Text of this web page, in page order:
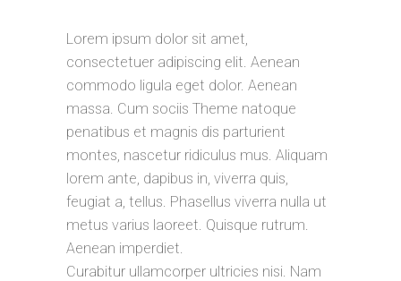
Lorem ipsum dolor sit amet,
consectetuer adipiscing elit. Aenean
commodo ligula eget dolor. Aenean
massa. Cum sociis Theme natoque
penatibus et magnis dis parturient
montes, nascetur ridiculus mus. Aliquam
lorem ante, dapibus in, viverra quis,
feugiat a, tellus. Phasellus viverra nulla ut
metus varius laoreet. Quisque rutrum.
Aenean imperdiet.
Curabitur ullamcorper ultricies nisi. Nam